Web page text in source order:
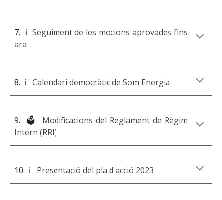
7. ℹ️ Seguiment de les mocions aprovades fins
ara
8. ℹ️Calendari democràtic de Som Energia
9. 🗳️ Modificacions del Reglament de Règim
Intern (RRI)
10. ℹ️ Presentació del pla d'acció 2023